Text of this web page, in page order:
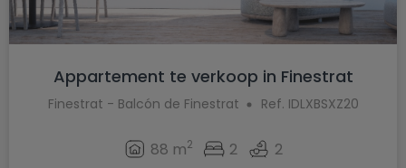
Appartement te verkoop in Finestrat
Finestrat - Balcón de Finestrat Ref. IDLXBSXZ20
88 m2 2 2